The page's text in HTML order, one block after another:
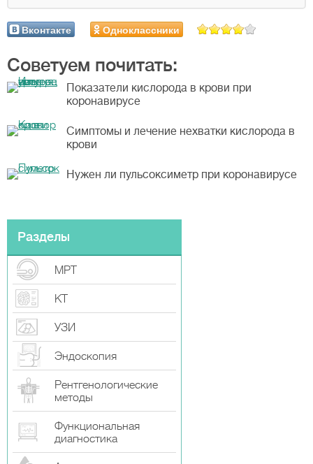
Вконтакте Одноклассники
Советуем почитать:
Показатели кислорода в крови при
коронавирусе
Симптомы и лечение нехватки кислорода в
крови
Нужен ли пульсоксиметр при коронавирусе
Разделы
МРТ
КТ
УЗИ
Эндоскопия
Рентгенологические
методы
Функциональная
диагностика